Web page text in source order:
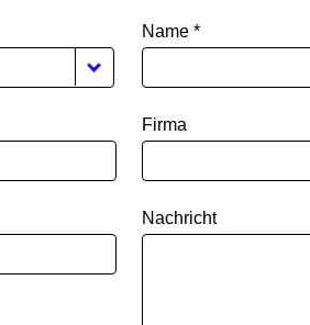
Name *
Firma
Nachricht